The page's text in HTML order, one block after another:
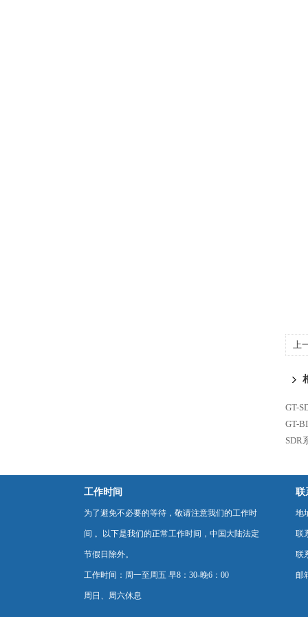
上
GT-
GT-
SDR
工作时间
为了避免不必要的等待，敬请注意我们的工作时
间 。以下是我们的正常工作时间，中国大陆法定
节假日除外。
工作时间：周一至周五 早8：30-晚6：00
周日、周六休息
联
地
联
联
邮